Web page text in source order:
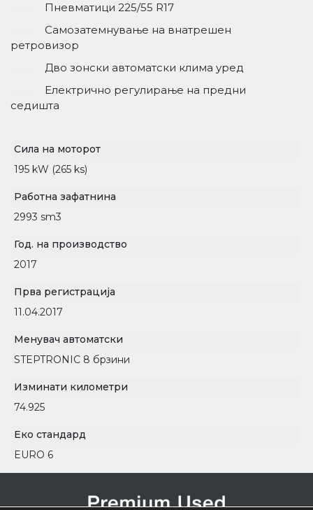
Пневматици 225/55 R17
Самозатемнување на внатрешен
ретровизор
Дво зонски автоматски клима уред
Електрично регулирање на предни
седишта
Сила на моторот
195 kW (265 ks)
Работна зафатнина
2993 sm3
Год. на производство
2017
Прва регистрација
11.04.2017
Менувач автоматски
STEPTRONIC 8 брзини
Изминати километри
74.925
Еко стандард
EURO 6